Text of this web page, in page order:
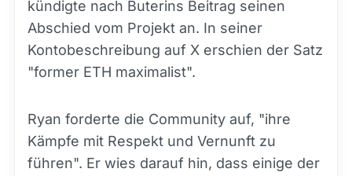
kündigte nach Buterins Beitrag seinen
Abschied vom Projekt an. In seiner
Kontobeschreibung auf X erschien der Satz
"former ETH maximalist".
Ryan forderte die Community auf, "ihre
Kämpfe mit Respekt und Vernunft zu
führen". Er wies darauf hin, dass einige der